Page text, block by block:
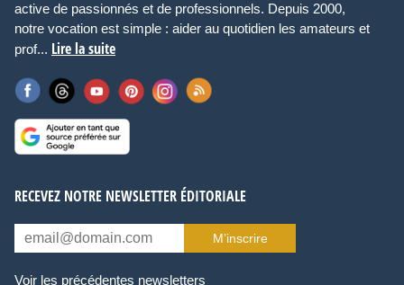
active de passionnés et de professionnels. Depuis 2000,
notre vocation est simple : aider au quotidien les amateurs et
prof... Lire la suite
RECEVEZ NOTRE NEWSLETTER ÉDITORIALE
M’inscrire
Voir les précédentes newsletters